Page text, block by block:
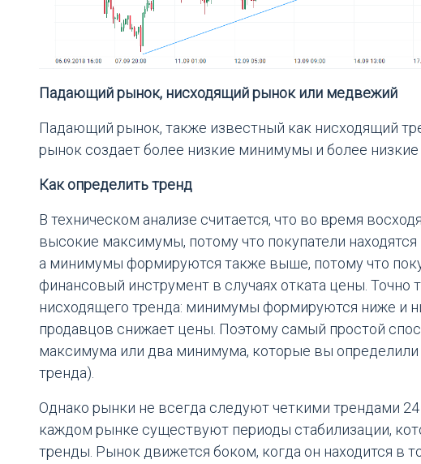
Падающий рынок, нисходящий рынок или медвежий
Падающий рынок, также известный как нисходящий
рынок создает более низкие минимумы и более
Как определить тренд
В техническом анализе считается, что во время
высокие максимумы, потому что покупатели
а минимумы формируются также выше, потому что
финансовый инструмент в случаях отката цены. Точно
нисходящего тренда: минимумы формируются ниже и
продавцов снижает цены. Поэтому самый простой
максимума или два минимума, которые вы определили
тренда).
Однако рынки не всегда следуют четкими трендами
каждом рынке существуют периоды стабилизации,
тренды. Рынок движется боком, когда он находится в